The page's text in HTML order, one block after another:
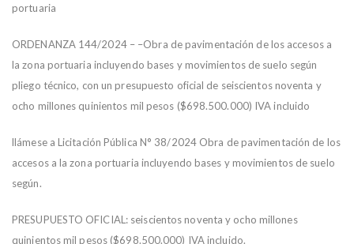
portuaria
ORDENANZA 144/2024 – –Obra de pavimentación de los accesos a
la zona portuaria incluyendo bases y movimientos de suelo según
pliego técnico, con un presupuesto oficial de seiscientos noventa y
ocho millones quinientos mil pesos ($698.500.000) IVA incluido
llámese a Licitación Pública N° 38/2024 Obra de pavimentación de los
accesos a la zona portuaria incluyendo bases y movimientos de suelo
según.
PRESUPUESTO OFICIAL: seiscientos noventa y ocho millones
quinientos mil pesos ($698.500.000) IVA incluido.